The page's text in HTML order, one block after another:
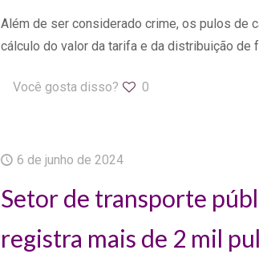
Além de ser considerado crime, os pulos de
cálculo do valor da tarifa e da distribuição de
Você gosta disso? 0
6 de junho de 2024
Setor de transporte
registra mais de 2 mil